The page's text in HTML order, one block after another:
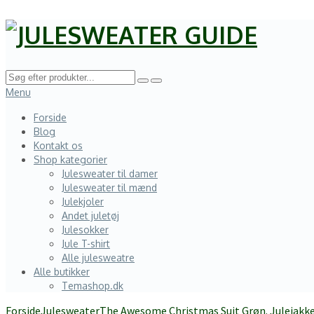
Menu
Forside
Blog
Kontakt os
Shop kategorier
Julesweater til damer
Julesweater til mænd
Julekjoler
Andet juletøj
Julesokker
Jule T-shirt
Alle julesweatre
Alle butikker
Temashop.dk
ForsideJulesweaterThe Awesome Christmas Suit Grøn.